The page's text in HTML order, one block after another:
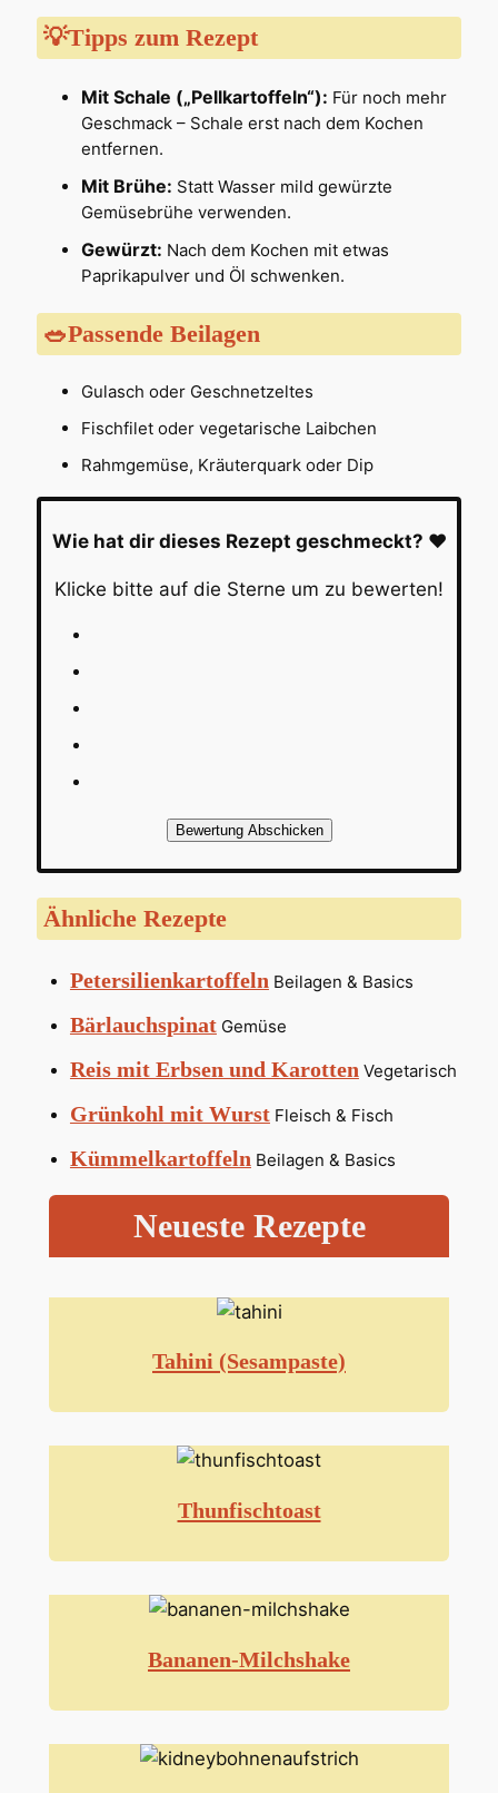
💡Tipps zum Rezept
Mit Schale („Pellkartoffeln“): Für noch mehr
Geschmack – Schale erst nach dem Kochen
entfernen.
Mit Brühe: Statt Wasser mild gewürzte
Gemüsebrühe verwenden.
Gewürzt: Nach dem Kochen mit etwas
Paprikapulver und Öl schwenken.
🥗Passende Beilagen
Gulasch oder Geschnetzeltes
Fischfilet oder vegetarische Laibchen
Rahmgemüse, Kräuterquark oder Dip
Wie hat dir dieses Rezept geschmeckt? ❤️
Klicke bitte auf die Sterne um zu bewerten!
Bewertung Abschicken
Ähnliche Rezepte
PetersilienkartoffelnBeilagen & Basics
BärlauchspinatGemüse
Reis mit Erbsen und KarottenVegetarisch
Grünkohl mit WurstFleisch & Fisch
KümmelkartoffelnBeilagen & Basics
Neueste Rezepte
Tahini (Sesampaste)
Thunfischtoast
Bananen-Milchshake